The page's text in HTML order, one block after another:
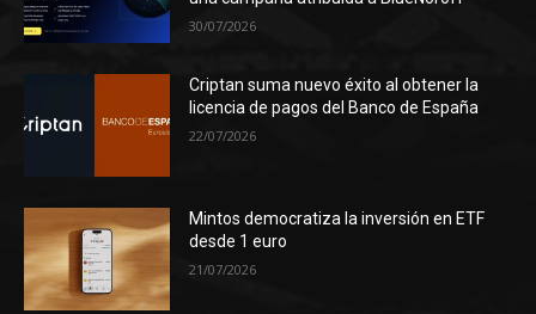
30/07/2026
Criptan suma nuevo éxito al obtener la
licencia de pagos del Banco de España
22/07/2026
Mintos democratiza la inversión en ETF
desde 1 euro
21/07/2026